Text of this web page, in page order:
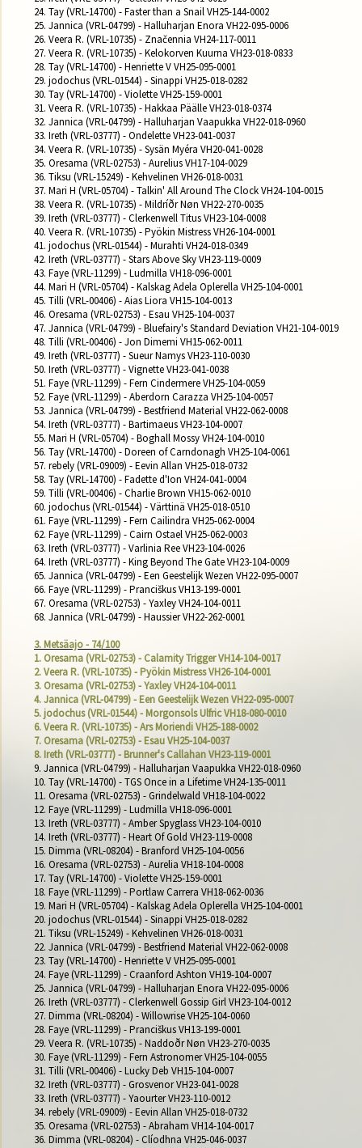
24. Tay (VRL-14700) - Faster than a Snail VH25-144-0002
25. Jannica (VRL-04799) - Halluharjan Enora VH22-095-0006
26. Veera R. (VRL-10735) - Značennia VH24-117-0011
27. Veera R. (VRL-10735) - Kelokorven Kuurna VH23-018-0833
28. Tay (VRL-14700) - Henriette V VH25-095-0001
29. jodochus (VRL-01544) - Sinappi VH25-018-0282
30. Tay (VRL-14700) - Violette VH25-159-0001
31. Veera R. (VRL-10735) - Hakkaa Päälle VH23-018-0374
32. Jannica (VRL-04799) - Halluharjan Vaapukka VH22-018-0960
33. Ireth (VRL-03777) - Ondelette VH23-041-0037
34. Veera R. (VRL-10735) - Sysän Myéra VH20-041-0028
35. Oresama (VRL-02753) - Aurelius VH17-104-0029
36. Tiksu (VRL-15249) - Kehvelinen VH26-018-0031
37. Mari H (VRL-05704) - Talkin' All Around The Clock VH24-104-0015
38. Veera R. (VRL-10735) - Mildríðr Nøn VH22-270-0035
39. Ireth (VRL-03777) - Clerkenwell Titus VH23-104-0008
40. Veera R. (VRL-10735) - Pyökin Mistress VH26-104-0001
41. jodochus (VRL-01544) - Murahti VH24-018-0349
42. Ireth (VRL-03777) - Stars Above Sky VH23-119-0009
43. Faye (VRL-11299) - Ludmilla VH18-096-0001
44. Mari H (VRL-05704) - Kalskag Adela Oplerella VH25-104-0001
45. Tilli (VRL-00406) - Aias Liora VH15-104-0013
46. Oresama (VRL-02753) - Esau VH25-104-0037
47. Jannica (VRL-04799) - Bluefairy's Standard Deviation VH21-104-0019
48. Tilli (VRL-00406) - Jon Dimemi VH15-062-0011
49. Ireth (VRL-03777) - Sueur Namys VH23-110-0030
50. Ireth (VRL-03777) - Vignette VH23-041-0038
51. Faye (VRL-11299) - Fern Cindermere VH25-104-0059
52. Faye (VRL-11299) - Aberdorn Carazza VH25-104-0057
53. Jannica (VRL-04799) - Bestfriend Material VH22-062-0008
54. Ireth (VRL-03777) - Bartimaeus VH23-104-0007
55. Mari H (VRL-05704) - Boghall Mossy VH24-104-0010
56. Tay (VRL-14700) - Doreen of Carndonagh VH25-104-0061
57. rebely (VRL-09009) - Eevin Allan VH25-018-0732
58. Tay (VRL-14700) - Fadette d'Ion VH24-041-0004
59. Tilli (VRL-00406) - Charlie Brown VH15-062-0010
60. jodochus (VRL-01544) - Värttinä VH25-018-0510
61. Faye (VRL-11299) - Fern Cailindra VH25-062-0004
62. Faye (VRL-11299) - Cairn Ostael VH25-062-0003
63. Ireth (VRL-03777) - Varlinia Ree VH23-104-0026
64. Ireth (VRL-03777) - King Beyond The Gate VH23-104-0009
65. Jannica (VRL-04799) - Een Geestelijk Wezen VH22-095-0007
66. Faye (VRL-11299) - Pranciškus VH13-199-0001
67. Oresama (VRL-02753) - Yaxley VH24-104-0011
68. Jannica (VRL-04799) - Haussier VH22-262-0001
3. Metsäajo - 74/100
1. Oresama (VRL-02753) - Calamity Trigger VH14-104-0017
2. Veera R. (VRL-10735) - Pyökin Mistress VH26-104-0001
3. Oresama (VRL-02753) - Yaxley VH24-104-0011
4. Jannica (VRL-04799) - Een Geestelijk Wezen VH22-095-0007
5. jodochus (VRL-01544) - Morgonsols Ulfric VH18-080-0010
6. Veera R. (VRL-10735) - Ars Moriendi﻿ VH25-188-0002
7. Oresama (VRL-02753) - Esau VH25-104-0037
8. Ireth (VRL-03777) - Brunner's Callahan VH23-119-0001
9. Jannica (VRL-04799) - Halluharjan Vaapukka VH22-018-0960
10. Tay (VRL-14700) - TGS Once in a Lifetime VH24-135-0011
11. Oresama (VRL-02753) - Grindelwald VH18-104-0022
12. Faye (VRL-11299) - Ludmilla VH18-096-0001
13. Ireth (VRL-03777) - Amber Spyglass VH23-104-0010
14. Ireth (VRL-03777) - Heart Of Gold VH23-119-0008
15. Dimma (VRL-08204) - Branford VH25-104-0056
16. Oresama (VRL-02753) - Aurelia VH18-104-0008
17. Tay (VRL-14700) - Violette VH25-159-0001
18. Faye (VRL-11299) - Portlaw Carrera VH18-062-0036
19. Mari H (VRL-05704) - Kalskag Adela Oplerella VH25-104-0001
20. jodochus (VRL-01544) - Sinappi VH25-018-0282
21. Tiksu (VRL-15249) - Kehvelinen VH26-018-0031
22. Jannica (VRL-04799) - Bestfriend Material VH22-062-0008
23. Tay (VRL-14700) - Henriette V VH25-095-0001
24. Faye (VRL-11299) - Craanford Ashton VH19-104-0007
25. Jannica (VRL-04799) - Halluharjan Enora VH22-095-0006
26. Ireth (VRL-03777) - Clerkenwell Gossip Girl VH23-104-0012
27. Dimma (VRL-08204) - Willowrise VH25-104-0060
28. Faye (VRL-11299) - Pranciškus VH13-199-0001
29. Veera R. (VRL-10735) - Naddoðr Nøn VH23-270-0035
30. Faye (VRL-11299) - Fern Astronomer VH25-104-0055
31. Tilli (VRL-00406) - Lucky Deb VH15-104-0007
32. Ireth (VRL-03777) - Grosvenor VH23-041-0028
33. Ireth (VRL-03777) - Yaourter VH23-110-0012
34. rebely (VRL-09009) - Eevin Allan VH25-018-0732
35. Oresama (VRL-02753) - Abraham VH14-104-0017
36. Dimma (VRL-08204) - Clíodhna VH25-046-0037